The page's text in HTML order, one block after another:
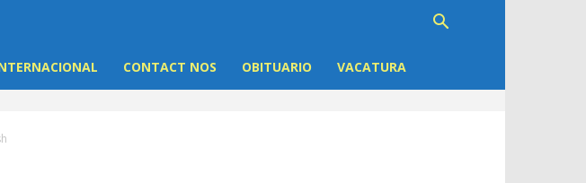
CONTACT NOS OBITUARIO VACATURA